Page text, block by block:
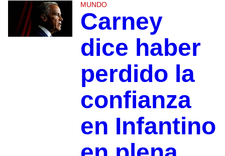
MUNDO
Carney
dice haber
perdido la
confianza
en Infantino